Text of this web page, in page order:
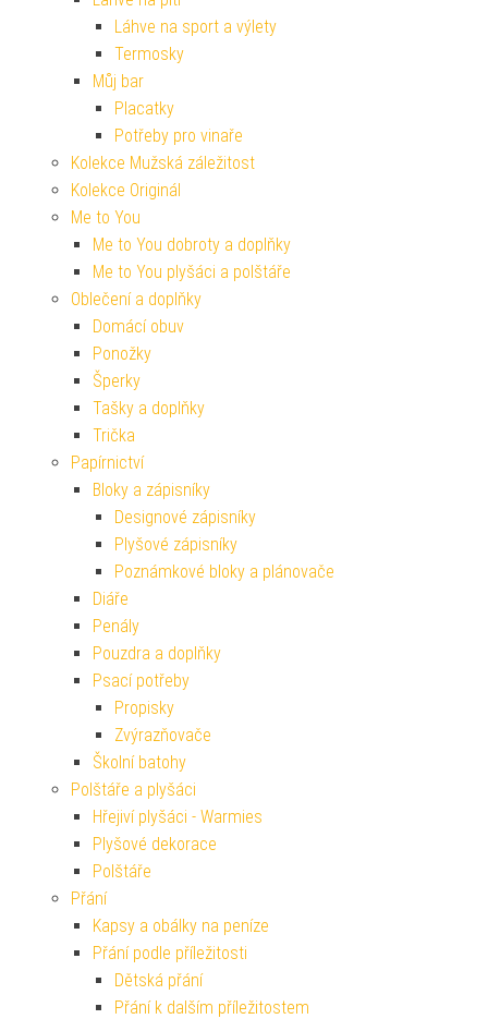
Láhve na sport a výlety
Termosky
Můj bar
Placatky
Potřeby pro vinaře
Kolekce Mužská záležitost
Kolekce Originál
Me to You
Me to You dobroty a doplňky
Me to You plyšáci a polštáře
Oblečení a doplňky
Domácí obuv
Ponožky
Šperky
Tašky a doplňky
Trička
Papírnictví
Bloky a zápisníky
Designové zápisníky
Plyšové zápisníky
Poznámkové bloky a plánovače
Diáře
Penály
Pouzdra a doplňky
Psací potřeby
Propisky
Zvýrazňovače
Školní batohy
Polštáře a plyšáci
Hřejiví plyšáci - Warmies
Plyšové dekorace
Polštáře
Přání
Kapsy a obálky na peníze
Přání podle příležitosti
Dětská přání
Přání k dalším příležitostem